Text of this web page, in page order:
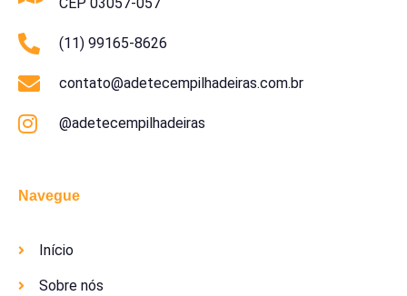
Navegue
Início
Sobre nós
(11) 99165-8626
contato@adetecempilhadeiras.com.br
@adetecempilhadeiras